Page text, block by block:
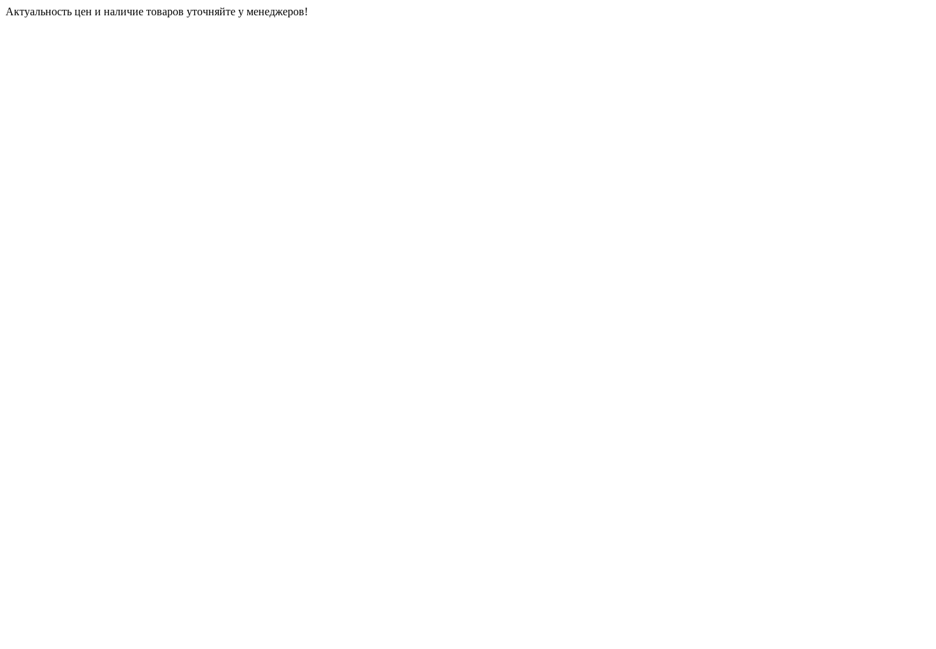
Актуальность цен и наличие товаров уточняйте у менеджеров!